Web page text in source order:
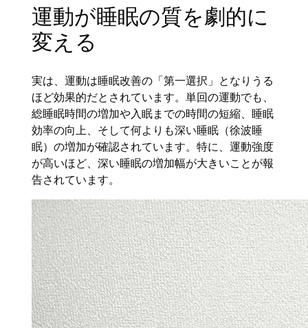
運動が睡眠の質を劇的に
変える
実は、運動は睡眠改善の「第一選択」となりうる
ほど効果的だとされています。単回の運動でも、
総睡眠時間の増加や入眠までの時間の短縮、睡眠
効率の向上、そして何よりも深い睡眠（徐波睡
眠）の増加が確認されています。特に、運動強度
が高いほど、深い睡眠の増加幅が大きいことが報
告されています。